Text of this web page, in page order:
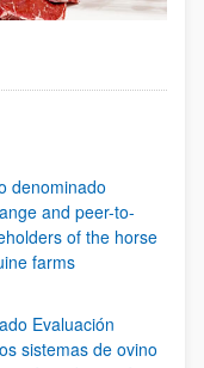
denominado
and peer-to-
of the horse
farms
Evaluación
sistemas de ovino